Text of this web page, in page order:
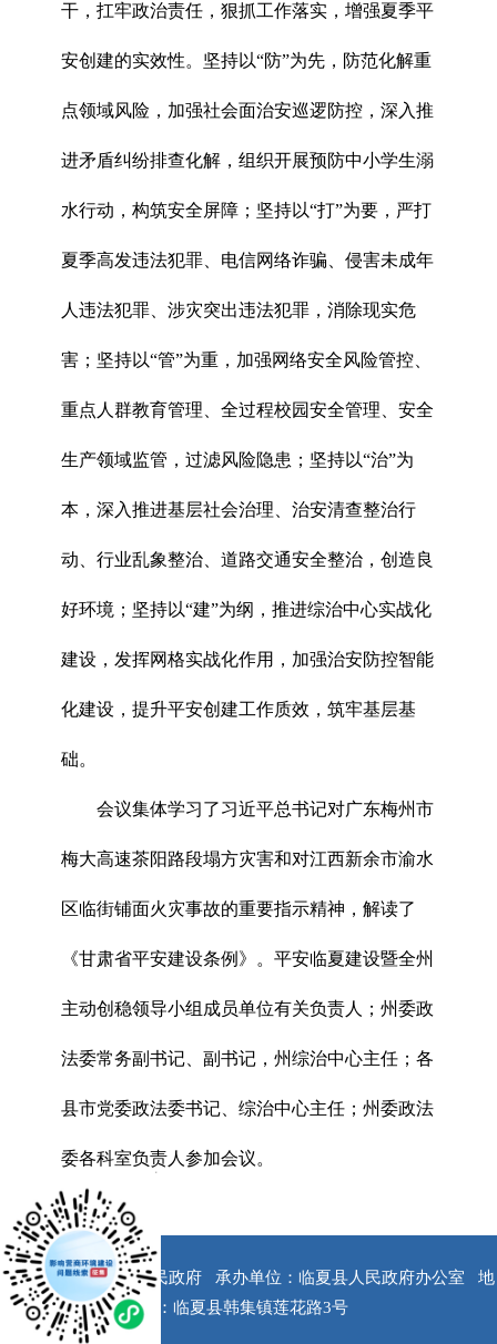
干，扛牢政治责任，狠抓工作落实，增强夏季平
安创建的实效性。坚持以“防”为先，防范化解重
点领域风险，加强社会面治安巡逻防控，深入推
进矛盾纠纷排查化解，组织开展预防中小学生溺
水行动，构筑安全屏障；坚持以“打”为要，严打
夏季高发违法犯罪、电信网络诈骗、侵害未成年
人违法犯罪、涉灾突出违法犯罪，消除现实危
害；坚持以“管”为重，加强网络安全风险管控、
重点人群教育管理、全过程校园安全管理、安全
生产领域监管，过滤风险隐患；坚持以“治”为
本，深入推进基层社会治理、治安清查整治行
动、行业乱象整治、道路交通安全整治，创造良
好环境；坚持以“建”为纲，推进综治中心实战化
建设，发挥网格实战化作用，加强治安防控智能
化建设，提升平安创建工作质效，筑牢基层基
础。
会议集体学习了习近平总书记对广东梅州市
梅大高速茶阳路段塌方灾害和对江西新余市渝水
区临街铺面火灾事故的重要指示精神，解读了
《甘肃省平安建设条例》。平安临夏建设暨全州
主动创稳领导小组成员单位有关负责人；州委政
法委常务副书记、副书记，州综治中心主任；各
县市党委政法委书记、综治中心主任；州委政法
委各科室负责人参加会议。
版权所有：临夏县人民政府 承办单位：临夏县人民政府办公室
地
址：临夏县韩集镇莲花路3号
x